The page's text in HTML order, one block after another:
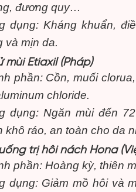
đương quy…
dụng: Kháng khuẩn,
và mịn da.
mùi Etiaxil (Pháp)
phần: Cồn, muối
chloride.
dụng: Ngăn mùi đến
khô ráo, an toàn cho da
trị hôi nách Hona
phần: Hoàng kỳ, thiên
dụng: Giảm mồ hôi và